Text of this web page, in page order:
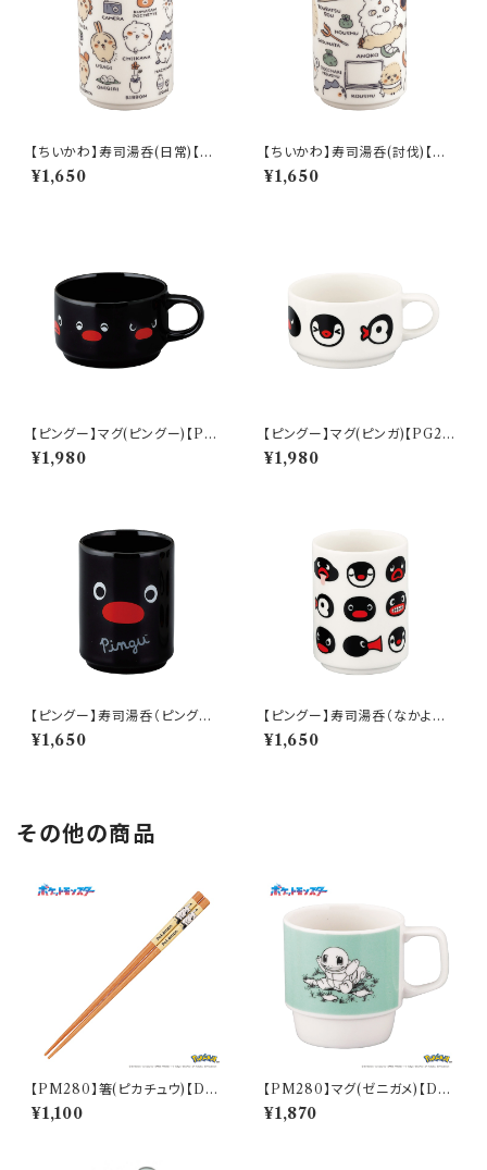
【ちいかわ】寿司湯呑(日常)【CK
W50】CKW51-327
¥1,650
【ちいかわ】寿司湯呑(討伐)【CK
W50】CKW52-327
¥1,650
【ピングー】マグ(ピングー)【PG2
0】PG21-11
¥1,980
【ピングー】マグ(ピンガ)【PG2
0】PG22-11
¥1,980
【ピングー】寿司湯呑（ピングー）
【PG20】PG21-327
¥1,650
【ピングー】寿司湯呑（なかよしフ
ェイス）【PG20】PG23-327
¥1,650
その他の商品
【PM280】箸(ピカチュウ)【Dail
y Sketch】PM284-840
¥1,100
【PM280】マグ(ゼニガメ)【Dail
y Sketch】PM283-11
¥1,870